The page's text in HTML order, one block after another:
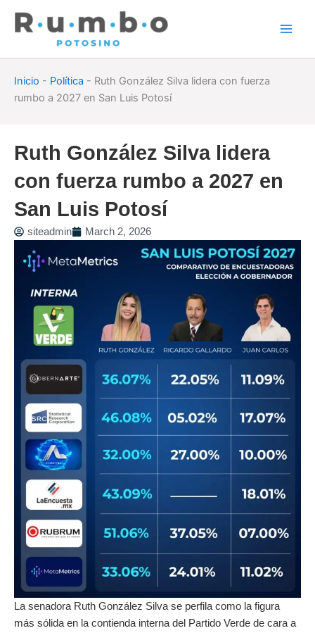
Inicio - Política - Ruth González Silva lidera con fuerza
rumbo a 2027 en San Luis Potosí
Ruth González Silva lidera
con fuerza rumbo a 2027 en
San Luis Potosí
siteadmin March 2, 2026
La senadora Ruth González Silva se perfila como la figura
más sólida en la contienda interna del Partido Verde de cara a